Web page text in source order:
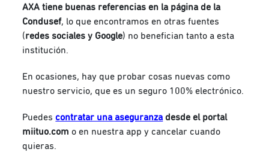
AXA tiene buenas referencias en la página de la
Condusef, lo que encontramos en otras fuentes
(redes sociales y Google) no benefician tanto a esta
institución.
En ocasiones, hay que probar cosas nuevas como
nuestro servicio, que es un seguro 100% electrónico.
Puedescontratar una aseguranzadesde el portal
miituo.como en nuestra app y cancelar cuando
quieras.